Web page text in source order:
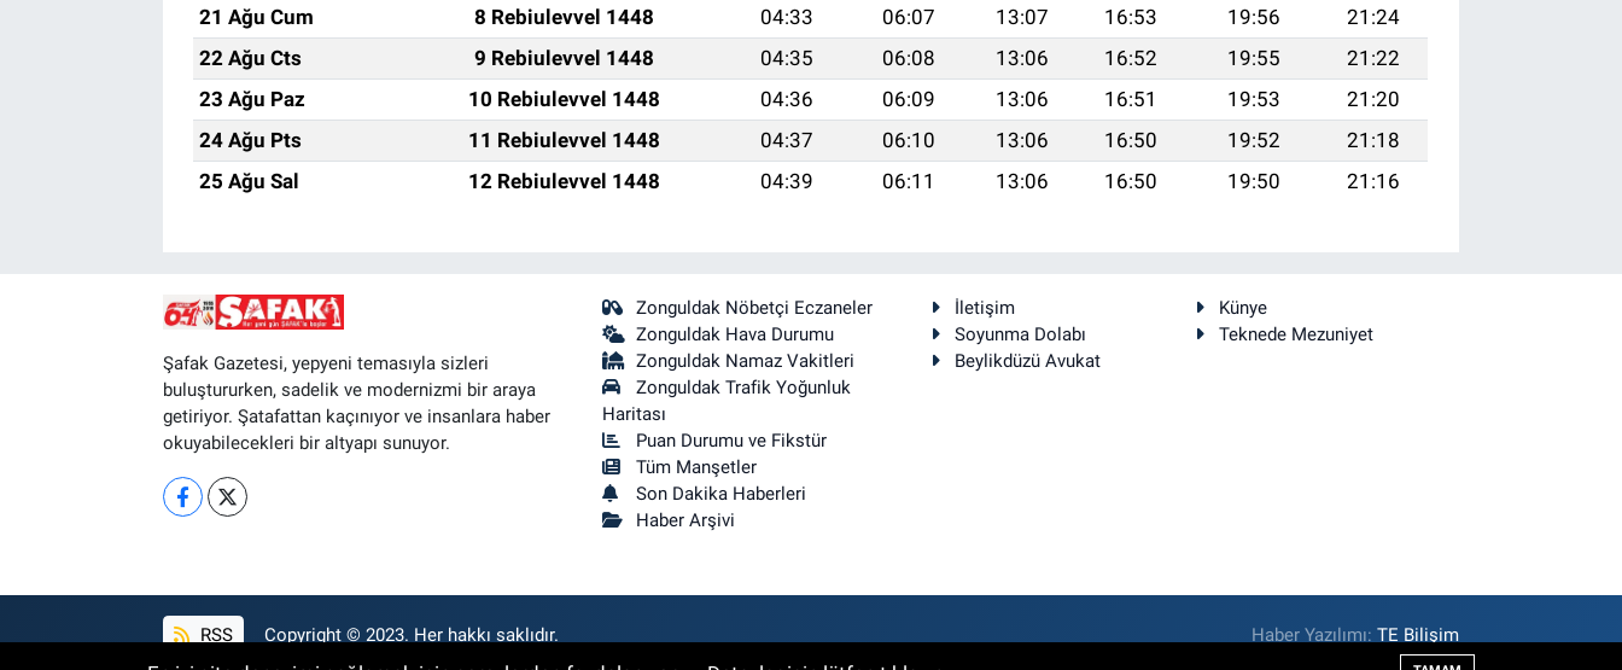
21 Ağu Cum
8 Rebiulevvel 1448 04:33 06:07 13:07 16:53 19:56
21:24
22 Ağu Cts
9 Rebiulevvel 1448 04:35 06:08 13:06 16:52 19:55
21:22
23 Ağu Paz
10 Rebiulevvel 1448 04:36 06:09 13:06 16:51 19:53
21:20
24 Ağu Pts
11 Rebiulevvel 1448 04:37 06:10 13:06 16:50 19:52
21:18
25 Ağu Sal
12 Rebiulevvel 1448 04:39 06:11 13:06 16:50 19:50 21:16
Şafak Gazetesi, yepyeni temasıyla sizleri
buluştururken, sadelik ve modernizmi bir araya
getiriyor. Şatafattan kaçınıyor ve insanlara haber
okuyabilecekleri bir altyapı sunuyor.
Zonguldak Nöbetçi Eczaneler
Zonguldak Hava Durumu
Zonguldak Namaz Vakitleri
Zonguldak Trafik Yoğunluk
Haritası
Puan Durumu ve Fikstür
Tüm Manşetler
Son Dakika Haberleri
Haber Arşivi
İletişim
Künye
Soyunma Dolabı
Teknede Mezuniyet
Beylikdüzü Avukat
RSS Copyright © 2023. Her hakkı saklıdır. Haber Yazılımı:TE Bilişim